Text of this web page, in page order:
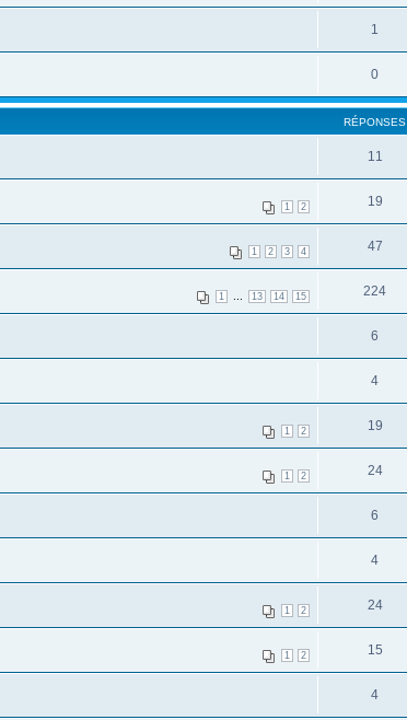
1
0
RÉPONSES
11
1 2 19
1 2 3 4 47
1 13 14 15 224
6
4
1 2 19
1 2 24
6
4
1 2 24
1 2 15
4